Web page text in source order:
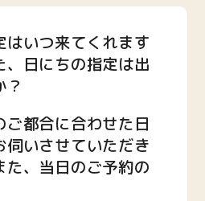
はいつ来てくれます
、日にちの指定は出
？
ご都合に合わせた日
伺いさせていただき
た、当日のご予約の